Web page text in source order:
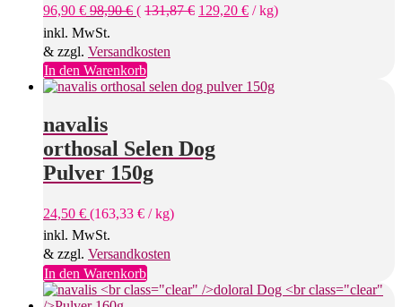
96,90 € 98,90€ ( 131,87€ 129,20 € /kg)
inkl. MwSt.
& zzgl. Versandkosten
In den Warenkorb
navalis
orthosal Selen Dog
Pulver 150g
24,50 € (163,33 € /kg)
inkl. MwSt.
& zzgl. Versandkosten
In den Warenkorb